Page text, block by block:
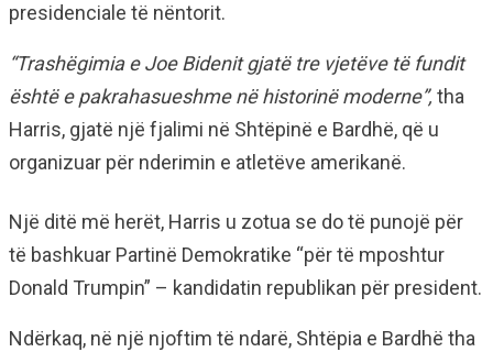
presidenciale të nëntorit.
“Trashëgimia e Joe Bidenit gjatë tre vjetëve të fundit
është e pakrahasueshme në historinë moderne”, tha
Harris, gjatë një fjalimi në Shtëpinë e Bardhë, që u
organizuar për nderimin e atletëve amerikanë.
Një ditë më herët, Harris u zotua se do të punojë për
të bashkuar Partinë Demokratike “për të mposhtur
Donald Trumpin” – kandidatin republikan për president.
Ndërkaq, në një njoftim të ndarë, Shtëpia e Bardhë tha